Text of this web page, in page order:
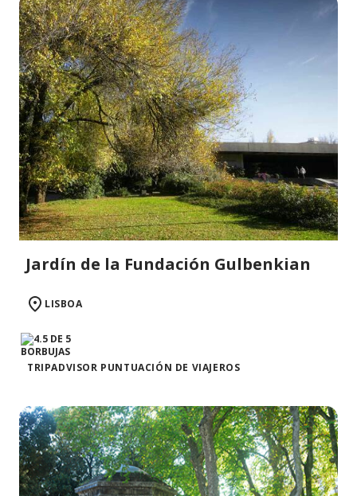
Jardín de la Fundación Gulbenkian
LISBOA
TRIPADVISOR PUNTUACIÓN DE VIAJEROS